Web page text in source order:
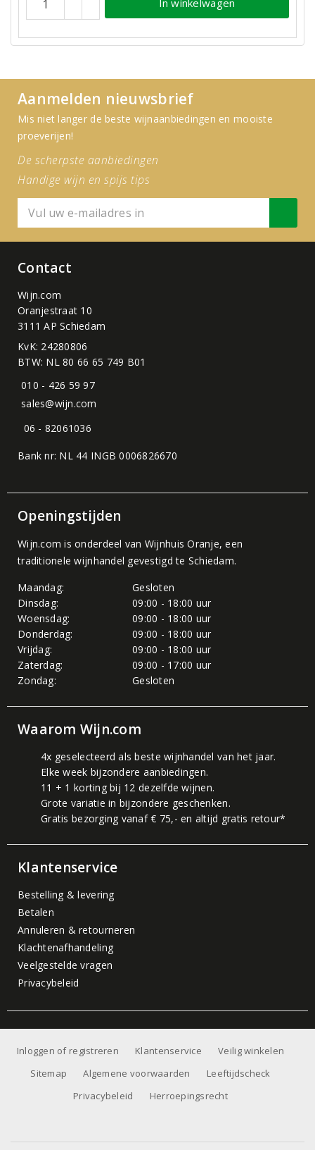
In winkelwagen
Aanmelden nieuwsbrief
Mis niet langer de beste wijnaanbiedingen en mooiste
proeverijen!
De scherpste aanbiedingen
Handige wijn en spijs tips
Contact
Wijn.com
Oranjestraat 10
3111 AP Schiedam
KvK: 24280806
BTW: NL 80 66 65 749 B01
010 - 426 59 97
sales@wijn.com
06 - 82061036
Bank nr: NL 44 INGB 0006826670
Openingstijden
Wijn.com is onderdeel van Wijnhuis Oranje, een
traditionele wijnhandel gevestigd te Schiedam.
Maandag:
Gesloten
Dinsdag:
09:00 - 18:00 uur
Woensdag:
09:00 - 18:00 uur
Donderdag:
09:00 - 18:00 uur
Vrijdag:
09:00 - 18:00 uur
Zaterdag:
09:00 - 17:00 uur
Zondag:
Gesloten
Waarom Wijn.com
4x geselecteerd als beste wijnhandel van het jaar.
Elke week bijzondere aanbiedingen.
11 + 1 korting bij 12 dezelfde wijnen.
Grote variatie in bijzondere geschenken.
Gratis bezorging vanaf € 75,- en altijd gratis retour*
Klantenservice
Bestelling & levering
Betalen
Annuleren & retourneren
Klachtenafhandeling
Veelgestelde vragen
Privacybeleid
Inloggen of registreren Klantenservice
Veilig winkelen
Sitemap
Algemene voorwaarden
Leeftijdscheck
Privacybeleid
Herroepingsrecht